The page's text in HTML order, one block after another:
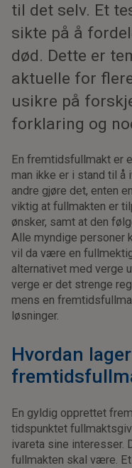
til det selv. Et
sikte på å
død. Dette er
aktuelle for
usikre på
forklaring og
En fremtidsfullmakt er
man ikke er i stand til å
andre gjøre det, enten
viktig at fullmakten er
ønsker, samt at den
Alle myndige personer
vil da være en
alternativet med verge
verge er det strenge
mens en
løsninger.
Hvordan
En gyldig opprettet
tidspunktet
ivareta sine interesser.
fullmakten skal være.